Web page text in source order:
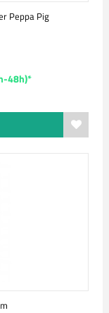
Peppa Pig
48h)*